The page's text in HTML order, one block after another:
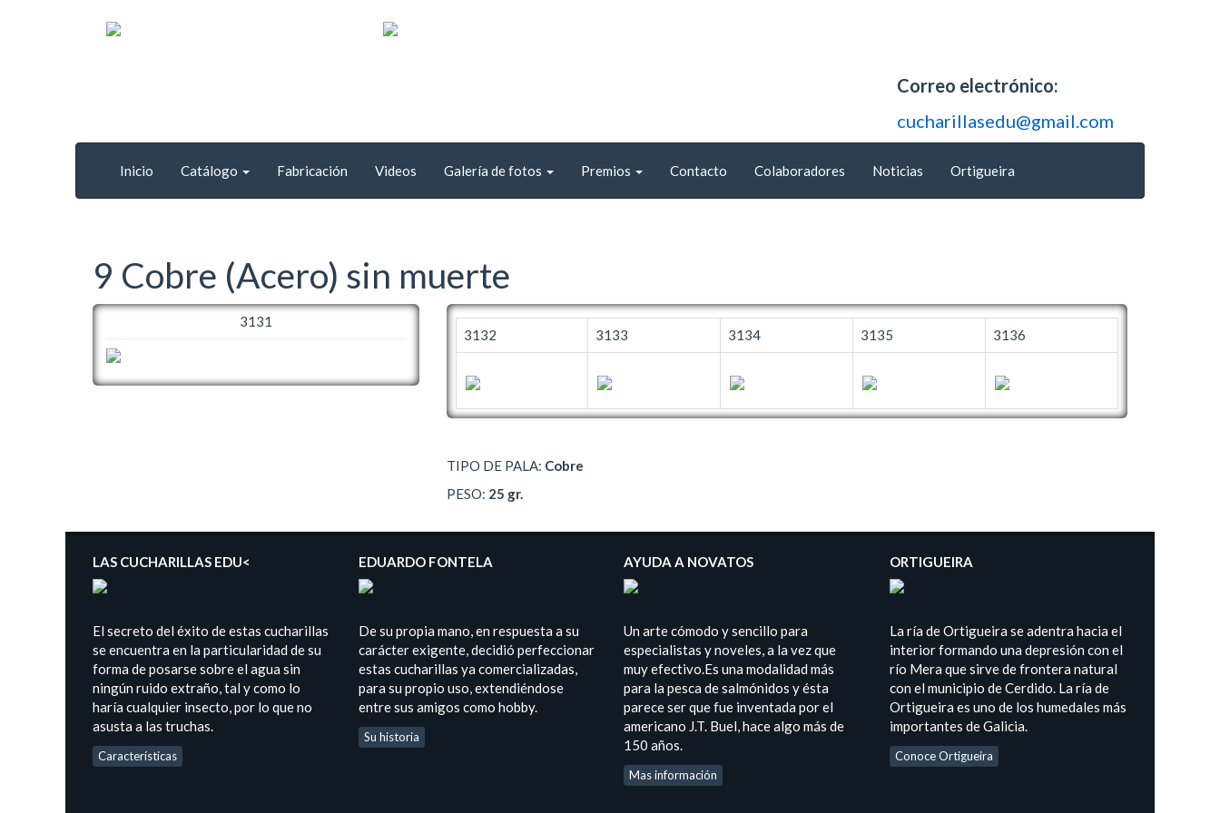
Correo electrónico:
cucharillasedu@gmail.com
Inicio Catálogo Fabricación Videos Galería de fotos Premios Contacto Colaboradores Noticias Ortigueira
9 Cobre (Acero) sin muerte
3131
3132
3133 3134 3135 3136
TIPO DE PALA: Cobre
PESO: 25 gr.
LAS CUCHARILLAS EDU<
El secreto del éxito de estas cucharillas
se encuentra en la particularidad de su
forma de posarse sobre el agua sin
ningún ruido extraño, tal y como lo
haría cualquier insecto, por lo que no
asusta a las truchas.
Características
EDUARDO FONTELA
De su propia mano, en respuesta a su
carácter exigente, decidió perfeccionar
estas cucharillas ya comercializadas,
para su propio uso, extendiéndose
entre sus amigos como hobby.
Su historia
AYUDA A NOVATOS
Un arte cómodo y sencillo para
especialistas y noveles, a la vez que
muy efectivo.Es una modalidad más
para la pesca de salmónidos y ésta
parece ser que fue inventada por el
americano J.T. Buel, hace algo más de
150 años.
Mas información
ORTIGUEIRA
La ría de Ortigueira se adentra hacia el
interior formando una depresión con el
río Mera que sirve de frontera natural
con el municipio de Cerdido. La ría de
Ortigueira es uno de los humedales más
importantes de Galicia.
Conoce Ortigueira